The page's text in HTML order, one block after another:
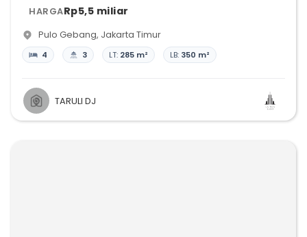
HARGARp5,5 miliar
Pulo Gebang, Jakarta Timur
4 3 LT: 285 m² LB: 350 m²
TARULI DJ